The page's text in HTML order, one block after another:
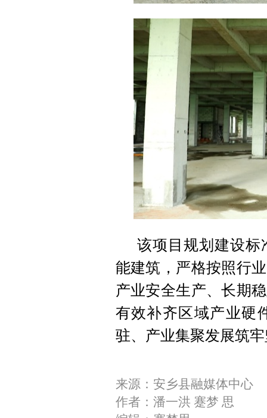
该项目规划建设标
能建筑，严格按照行
产业安全生产、长期
有效补齐区域产业硬
驻、产业集聚发展筑
来源：安乡县融媒体中心
作者：潘一洪 蹇梦 思